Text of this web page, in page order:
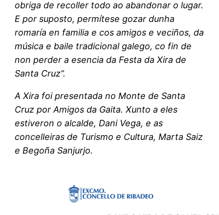
obriga de recoller todo ao abandonar o lugar.
E por suposto, permítese gozar dunha
romaría en familia e cos amigos e veciños, da
música e baile tradicional galego, co fin de
non perder a esencia da Festa da Xira de
Santa Cruz”.
A Xira foi presentada no Monte de Santa
Cruz por Amigos da Gaita. Xunto a eles
estiveron o alcalde, Dani Vega, e as
concelleiras de Turismo e Cultura, Marta Saiz
e Begoña Sanjurjo.